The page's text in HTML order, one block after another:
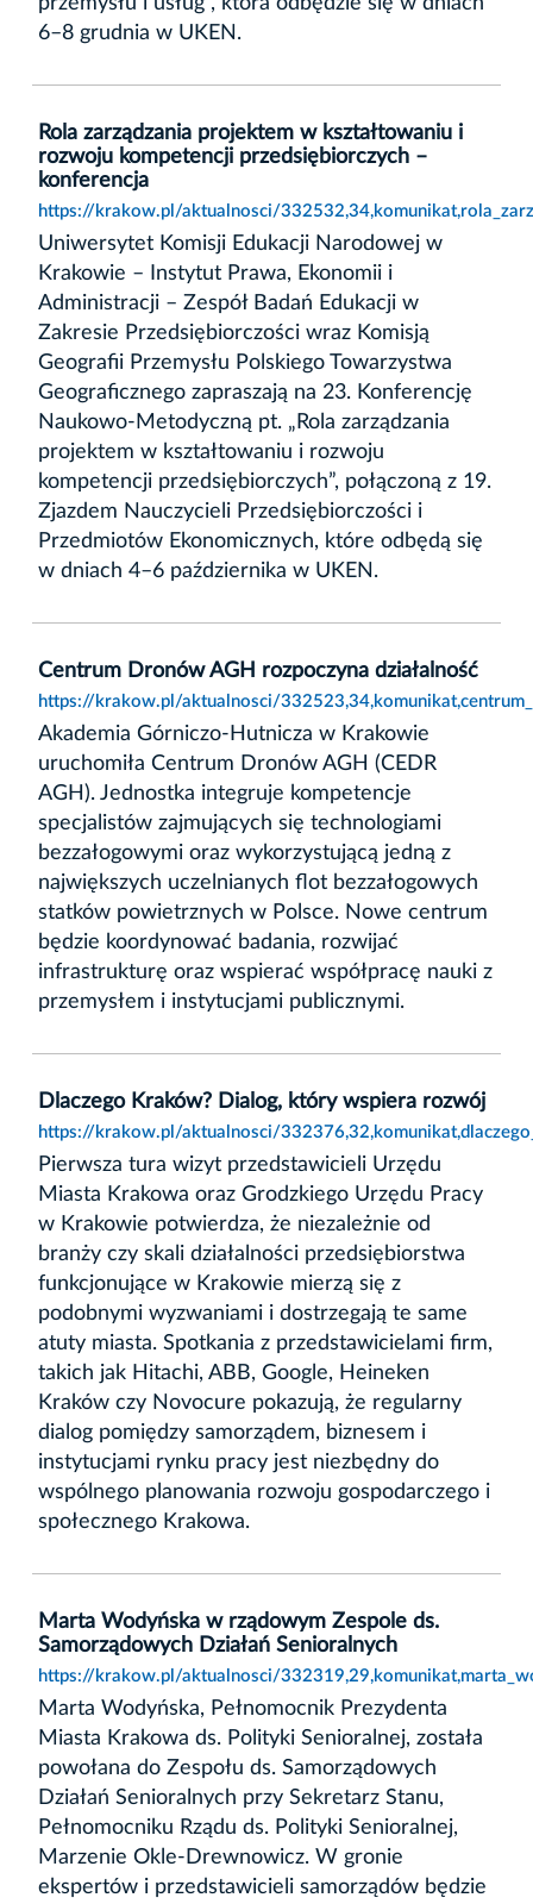
6–8 grudnia w UKEN.
Rola zarządzania projektem w kształtowaniu i
rozwoju kompetencji przedsiębiorczych –
konferencja
https://krakow.pl/aktualnosci/
Uniwersytet Komisji Edukacji Narodowej w
Krakowie – Instytut Prawa, Ekonomii i
Administracji – Zespół Badań Edukacji w
Zakresie Przedsiębiorczości wraz Komisją
Geografii Przemysłu Polskiego Towarzystwa
Geograficznego zapraszają na 23. Konferencję
Naukowo-Metodyczną pt. „Rola zarządzania
projektem w kształtowaniu i rozwoju
kompetencji przedsiębiorczych”, połączoną z 19.
Zjazdem Nauczycieli Przedsiębiorczości i
Przedmiotów Ekonomicznych, które odbędą się
w dniach 4–6 października w UKEN.
Centrum Dronów AGH rozpoczyna działalność
https://krakow.pl/aktualnosci/
Akademia Górniczo-Hutnicza w Krakowie
uruchomiła Centrum Dronów AGH (CEDR
AGH). Jednostka integruje kompetencje
specjalistów zajmujących się technologiami
bezzałogowymi oraz wykorzystującą jedną z
największych uczelnianych flot bezzałogowych
statków powietrznych w Polsce. Nowe centrum
będzie koordynować badania, rozwijać
infrastrukturę oraz wspierać współpracę nauki z
przemysłem i instytucjami publicznymi.
Dlaczego Kraków? Dialog, który wspiera rozwój
https://krakow.pl/aktualnosci/
Pierwsza tura wizyt przedstawicieli Urzędu
Miasta Krakowa oraz Grodzkiego Urzędu Pracy
w Krakowie potwierdza, że niezależnie od
branży czy skali działalności przedsiębiorstwa
funkcjonujące w Krakowie mierzą się z
podobnymi wyzwaniami i dostrzegają te same
atuty miasta. Spotkania z przedstawicielami firm,
takich jak Hitachi, ABB, Google, Heineken
Kraków czy Novocure pokazują, że regularny
dialog pomiędzy samorządem, biznesem i
instytucjami rynku pracy jest niezbędny do
wspólnego planowania rozwoju gospodarczego i
społecznego Krakowa.
Marta Wodyńska w rządowym Zespole ds.
Samorządowych Działań Senioralnych
https://krakow.pl/aktualnosci/
Marta Wodyńska, Pełnomocnik Prezydenta
Miasta Krakowa ds. Polityki Senioralnej, została
powołana do Zespołu ds. Samorządowych
Działań Senioralnych przy Sekretarz Stanu,
Pełnomocniku Rządu ds. Polityki Senioralnej,
Marzenie Okle-Drewnowicz. W gronie
ekspertów i przedstawicieli samorządów będzie